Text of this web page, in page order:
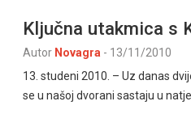
Ključna utakmica s
Autor Novagra - 13/11/2010
13. studeni 2010. – Uz danas
se u našoj dvorani sastaju u